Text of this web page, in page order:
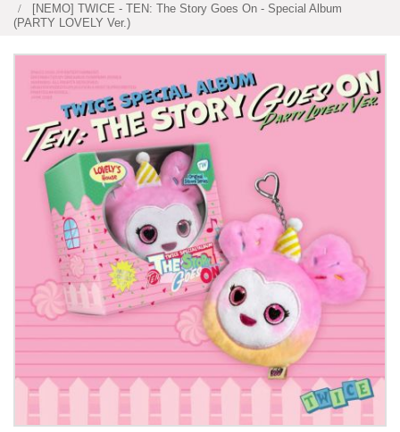
[NEMO] TWICE - TEN: The Story Goes On - Special Album
(PARTY LOVELY Ver.)